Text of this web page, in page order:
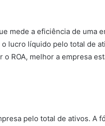
mede a eficiência de uma
lucro líquido pelo total de
ROA, melhor a empresa
pelo total de ativos. A